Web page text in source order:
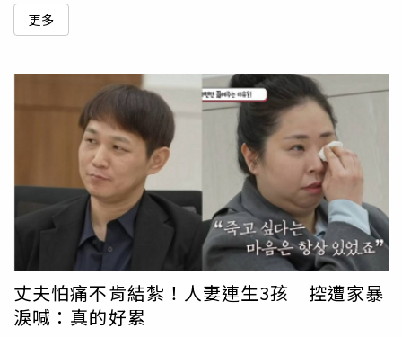
更多
丈夫怕痛不肯結紮！人妻連生3孩 控遭家暴
淚喊：真的好累